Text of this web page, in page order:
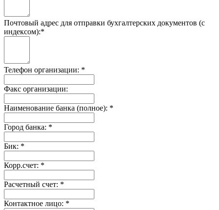
Почтовый адрес для отправки бухгалтерских документов (с
индексом):*
Телефон организации: *
Факс организации:
Наименование банка (полное): *
Город банка: *
Бик: *
Корр.счет: *
Расчетный счет: *
Контактное лицо: *